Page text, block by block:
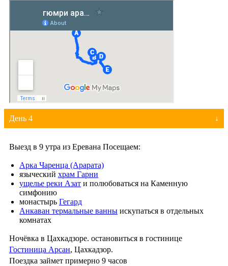
День 4
Выезд в 9 утра из Еревана Посещаем:
Арка Чаренца (Арарата)
языческий храм Гарни
ущелье реки Азат и полюбоваться на Каменную
симфонию
монастырь Гегард
Анкаван термальные ванны искупаться в отдельных
комнатах
Ночёвка в Цахкадзоре. остановиться в гостинице
Гостиница Арсан, Цахкадзор.
Поездка займет примерно 9 часов